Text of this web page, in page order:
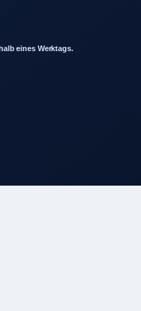
eines Werktags.